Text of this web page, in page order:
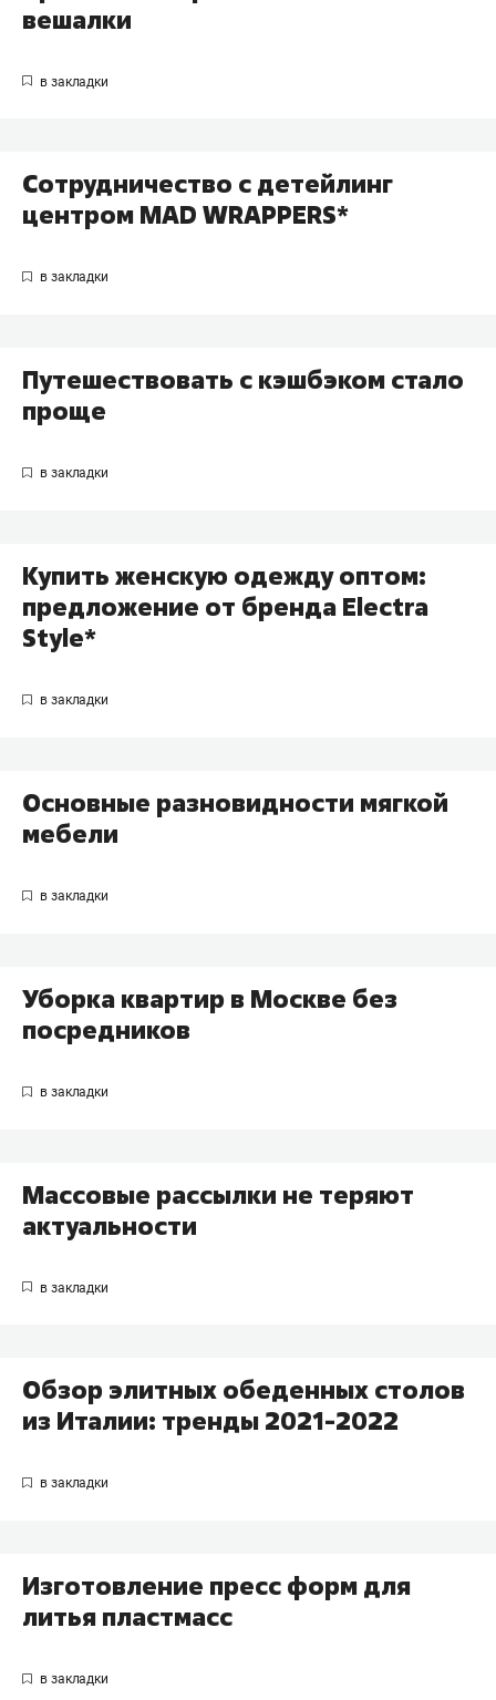
вешалки
Сотрудничество с детейлинг
центром MAD WRAPPERS*
Путешествовать с кэшбэком стало
проще
Купить женскую одежду оптом:
предложение от бренда Electra
Style*
Основные разновидности мягкой
мебели
Уборка квартир в Москве без
посредников
Массовые рассылки не теряют
актуальности
Обзор элитных обеденных столов
из Италии: тренды 2021-2022
Изготовление пресс форм для
литья пластмасс